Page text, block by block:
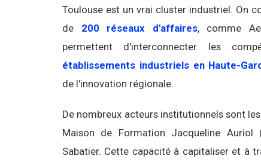
Toulouse est un vrai cluster industriel. On
de 200 réseaux d'affaires, comme
permettent d'interconnecter les
établissements industriels en Haute-
de l'innovation régionale.
De nombreux acteurs institutionnels sont
Maison de Formation Jacqueline Auriol
Sabatier. Cette capacité à capitaliser et à